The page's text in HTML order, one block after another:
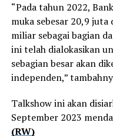
“Pada tahun 2022,
muka sebesar 20,9
miliar sebagai bagian
ini telah dialokasikan
sebagian besar akan
independen,”
Talkshow ini akan
September 2023
(RW)